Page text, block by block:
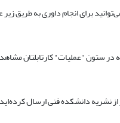
برای انجام داوری به طریق زیر
در ستون "عملیات" کارتابلتان
از نشریه دانشکده فنی ارسال